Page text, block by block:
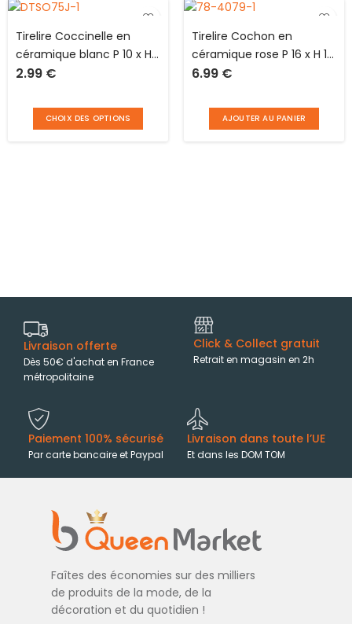
Tirelire Coccinelle en
céramique blanc P 10 x H
6 cm avec couvercle en
2.99 €
CHOIX DES OPTIONS
Tirelire Cochon en
céramique rose P 16 x H 10
cm avec couvercle en
fournie
6.99 €
AJOUTER AU PANIER
Livraison offerte
Dès 50€ d'achat en France
métropolitaine
Click & Collect gratuit
Retrait en magasin en 2h
Paiement 100% sécurisé
Par carte bancaire et Paypal
Livraison dans toute l’UE
Et dans les DOM TOM
Faîtes des économies sur des milliers
de produits de la mode, de la
décoration et du quotidien !